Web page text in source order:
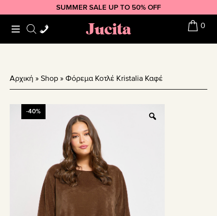
to
primary
to
main
to
footer
SUMMER SALE UP TO 50% OFF
Jucita 0
Αρχική » Shop » Φόρεμα Κοτλέ Kristalia Καφέ
-40%